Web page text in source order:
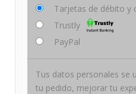
Tarjetas de débito y
Trustly
PayPal
Tus datos personales se
tu pedido, mejorar tu